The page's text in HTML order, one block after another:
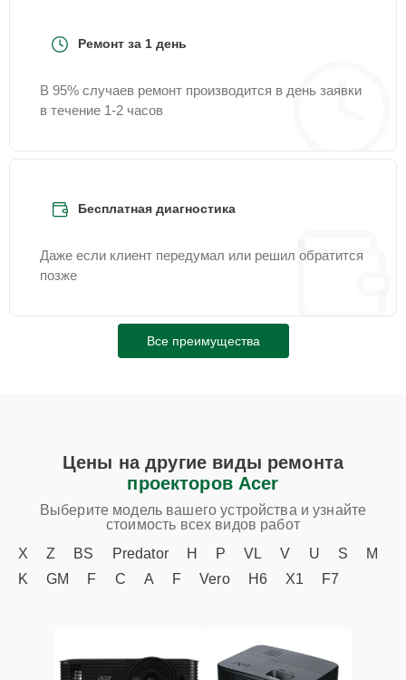
Ремонт за 1 день
В 95% случаев ремонт производится в день заявки
в течение 1-2 часов
Бесплатная диагностика
Даже если клиент передумал или решил обратится
позже
Все преимущества
Цены на другие виды ремонта
проекторов Acer
Выберите модель вашего устройства и узнайте
стоимость всех видов работ
X
Z BS Predator H P VL V U S
M
K
GM F C A F Vero H6 X1 F7